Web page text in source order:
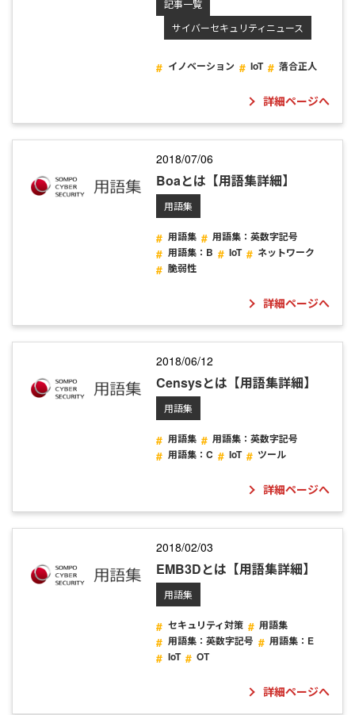
記事一覧
サイバーセキュリティニュース
イノベーション IoT 落合正人
詳細ページへ
2018/07/06
Boaとは【用語集詳細】
用語集
用語集
用語集：英数字記号
用語集：B
IoT
ネットワーク
脆弱性
詳細ページへ
2018/06/12
Censysとは【用語集詳細】
用語集
用語集
用語集：英数字記号
用語集：C
IoT ツール
詳細ページへ
2018/02/03
EMB3Dとは【用語集詳細】
用語集
セキュリティ対策
用語集
用語集：英数字記号
用語集：E
IoT
OT
詳細ページへ